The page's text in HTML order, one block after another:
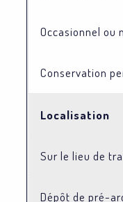
Occasionnel ou
Conservation
Localisation
Sur le lieu de
Dépôt de pré-